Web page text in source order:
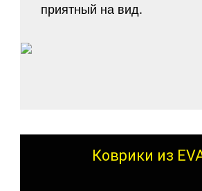
приятный на вид.
Коврики из